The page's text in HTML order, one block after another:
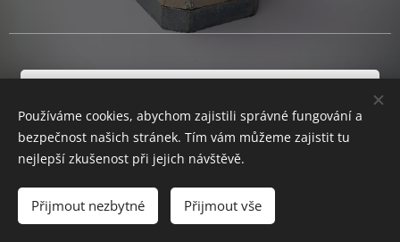
.
JAKO MODELS
Používáme cookies, abychom zajistili správné fungování a
bezpečnost našich stránek. Tím vám můžeme zajistit tu
nejlepší zkušenost při jejich návštěvě.
Přijmout nezbytné Přijmout vše